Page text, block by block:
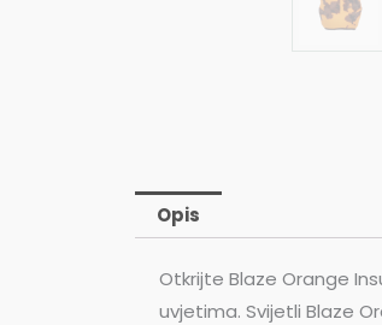
Opis
Otkrijte Blaze Orange
uvjetima. Svijetli Blaze